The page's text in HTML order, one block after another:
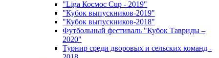
"Liga Космос Cup - 2019"
"Кубок выпускников-2019"
"Кубок выпускников-2018"
Футбольный фестиваль "Кубок Тавриды –
2020"
Турнир среди дворовых и сельских команд -